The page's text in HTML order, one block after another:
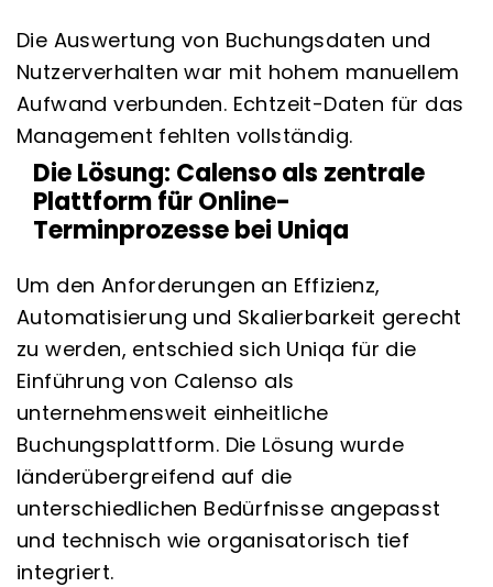
Die Auswertung von Buchungsdaten und
Nutzerverhalten war mit hohem manuellem
Aufwand verbunden. Echtzeit-Daten für das
Management fehlten vollständig.
Die Lösung: Calenso als zentrale
Plattform für Online-
Terminprozesse bei Uniqa
Um den Anforderungen an Effizienz,
Automatisierung und Skalierbarkeit gerecht
zu werden, entschied sich Uniqa für die
Einführung von Calenso als
unternehmensweit einheitliche
Buchungsplattform. Die Lösung wurde
länderübergreifend auf die
unterschiedlichen Bedürfnisse angepasst
und technisch wie organisatorisch tief
integriert.